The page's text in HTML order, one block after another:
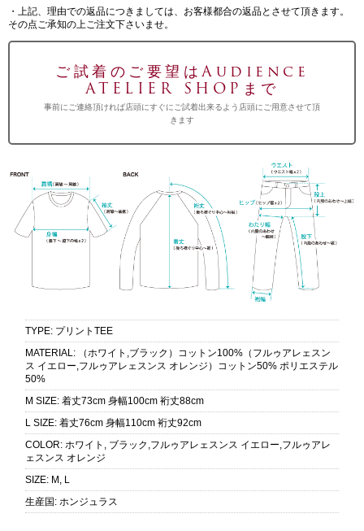
・上記、理由での返品につきましては、お客様都合の返品とさせて頂きます。
その点ご承知の上ご注文下さいませ。
ご試着のご要望はAudience
ATELIER SHOPまで
事前にご連絡頂ければ店頭にすぐにご試着出来るよう店頭にご用意させて頂
きます
TYPE: プリントTEE
MATERIAL:
（ホワイト,ブラック）コットン100%（フルゥアレェスン
ス イエロー,フルゥアレェスンス オレンジ）コットン50% ポリエステル
50%
M SIZE: 着丈73cm 身幅100cm 裄丈88cm
L SIZE: 着丈76cm 身幅110cm 裄丈92cm
COLOR: ホワイト, ブラック,フルゥアレェスンス イエロー,フルゥアレ
ェスンス オレンジ
SIZE: M, L
生産国 : ホンジュラス